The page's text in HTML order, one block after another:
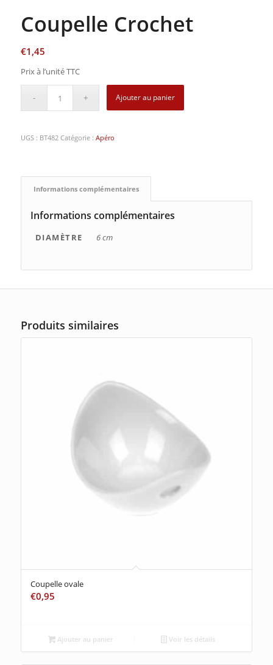
Coupelle Crochet
€1,45
Prix à l’unité TTC
Ajouter au panier
UGS : BT482 Catégorie : Apéro
Informations complémentaires
Informations complémentaires
DIAMÈTRE 6 cm
Produits similaires
Coupelle ovale
€0,95
Ajouter au panier Voir les détails